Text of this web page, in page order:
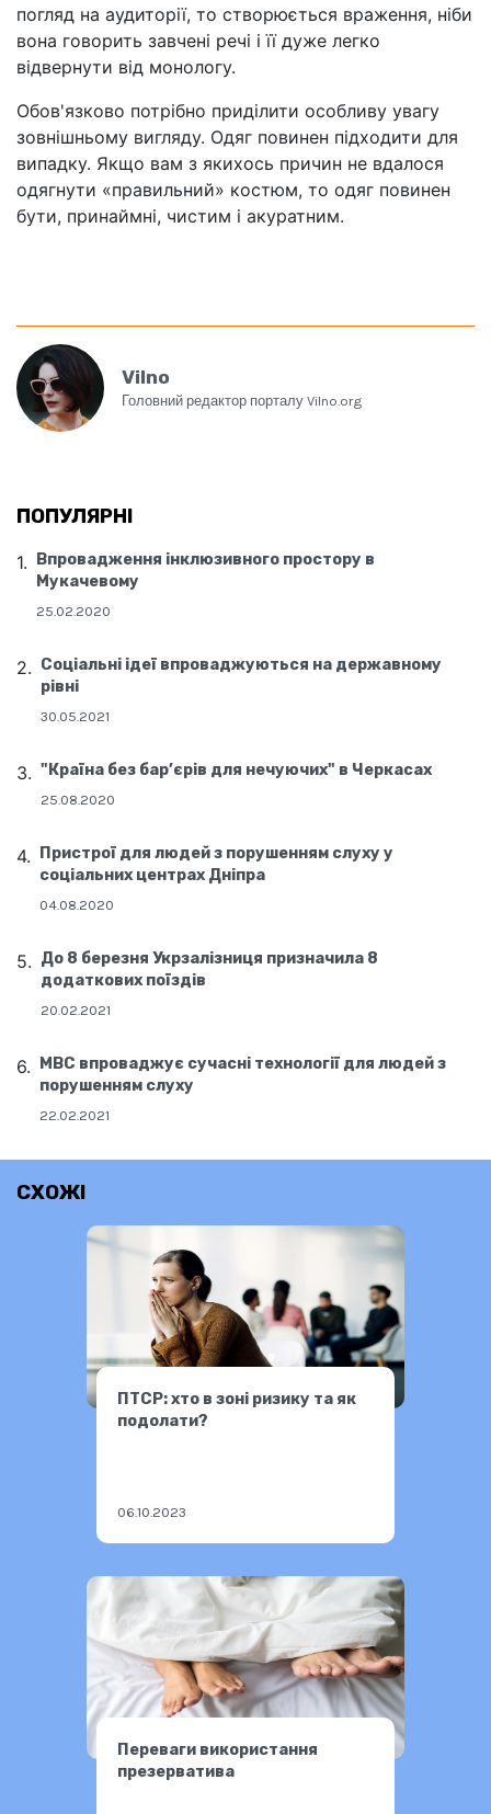
погляд на аудиторії, то створюється враження, ніби
вона говорить завчені речі і її дуже легко
відвернути від монологу.
Обов'язково потрібно приділити особливу увагу
зовнішньому вигляду. Одяг повинен підходити для
випадку. Якщо вам з якихось причин не вдалося
одягнути «правильний» костюм, то одяг повинен
бути, принаймні, чистим і акуратним.
Vilno
Головний редактор порталу Vilno.org
ПОПУЛЯРНІ
Впровадження інклюзивного простору в
Мукачевому
25.02.2020
Соціальні ідеї впроваджуються на державному
рівні
30.05.2021
"Країна без бар’єрів для нечуючих" в Черкасах
25.08.2020
Пристрої для людей з порушенням слуху у
соціальних центрах Дніпра
04.08.2020
До 8 березня Укрзалізниця призначила 8
додаткових поїздів
20.02.2021
МВС впроваджує сучасні технології для людей з
порушенням слуху
22.02.2021
СХОЖІ
ПТСР: хто в зоні ризику та як
подолати?
06.10.2023
Переваги використання
презерватива